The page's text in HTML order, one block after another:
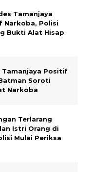
Tamanjaya
Narkoba, Polisi
Bukti Alat Hisap
Tamanjaya Positif
Soroti
Narkoba
Terlarang
Istri Orang di
Mulai Periksa